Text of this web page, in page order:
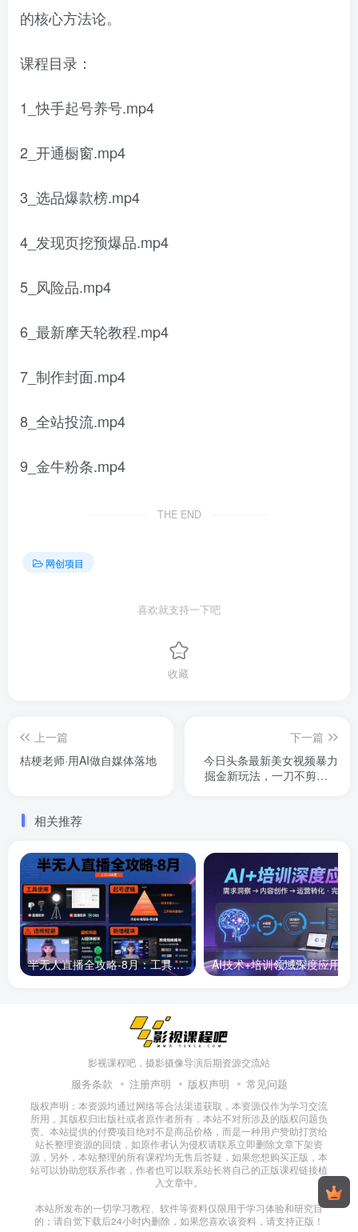
的核心方法论。
课程目录：
1_快手起号养号.mp4
2_开通橱窗.mp4
3_选品爆款榜.mp4
4_发现页挖预爆品.mp4
5_风险品.mp4
6_最新摩天轮教程.mp4
7_制作封面.mp4
8_全站投流.mp4
9_金牛粉条.mp4
THE END
网创项目
喜欢就支持一下吧
收藏
上一篇
桔梗老师·用AI做自媒体落地
下一篇
今日头条最新美女视频暴力
掘金新玩法，一刀不剪，AI
相关推荐
半无人直播全攻略-8月：工具使用+起号逻辑+违规规避,新增AI超体与跨境模块
影视课程吧，摄影摄像导演后期资源交流站
服务条款 注册声明 版权声明 常见问题
版权声明：本资源均通过网络等合法渠道获取，本资源仅作为学习交流
所用，其版权归出版社或者原作者所有，本站不对所涉及的版权问题负
责。本站提供的付费项目绝对不是商品价格，而是一种用户赞助打赏给
站长整理资源的回馈，如原作者认为侵权请联系立即删除文章下架资
源，另外，本站整理的所有课程均无售后答疑，如果您想购买正版，本
站可以协助您联系作者，作者也可以联系站长将自己的正版课程链接植
入文章中。
本站所发布的一切学习教程、软件等资料仅限用于学习体验和研究目
的；请自觉下载后24小时内删除，如果您喜欢该资料，请支持正版！